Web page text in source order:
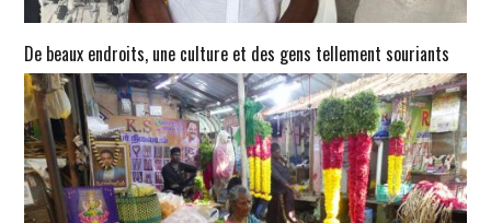
De beaux endroits, une culture et des gens tellement souriants